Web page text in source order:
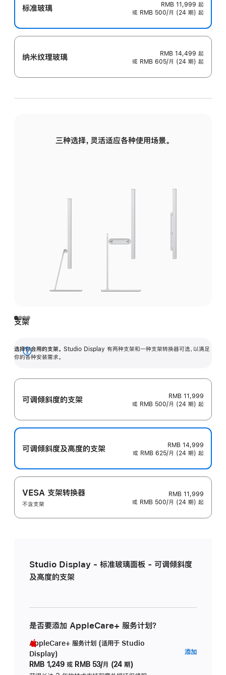
标准玻璃 RMB 11,999 起
或 RMB 500/月 (24 期) 起
纳米纹理玻璃 RMB 14,499 起
或 RMB 605/月 (24 期) 起
三种选择，灵活适应各种使用场景。
支架
选择你合用的支架。 Studio Display 有两种支架和一种支架转换器可选，以满足
你的各种安装需求。
展
可调倾斜度的支架
RMB 11,999
或 RMB 500/月 (24 期) 起
可调倾斜度及高‍度的支‍架
RMB 14,999
或 RMB 625/月 (24 期) 起
VESA 支架转换器
不含支架
RMB 11,999
或 RMB 500/月 (24 期) 起
Studio Display - 标准玻璃面板 - 可调倾斜度
及高度的支架
是否要添加 AppleCare+ 服务计划？
AppleCare+ 服务计划 (适用于 Studio
Display)
RMB 1,249 或 RMB 53/月 (24 期)
添加